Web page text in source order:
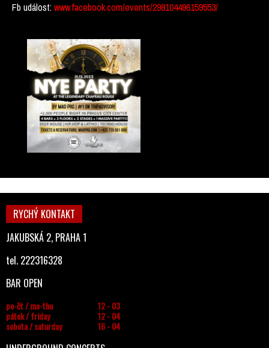
Fb událost:www.facebook.com/events/298104496159553/
RYCHÝ KONTAKT
JAKUBSKÁ 2, PRAHA 1
tel. 222316328
BAR OPEN
po-čt / mo-thu
12 - 03
pátek / friday
12 - 04
sobota / saturday
16 - 04